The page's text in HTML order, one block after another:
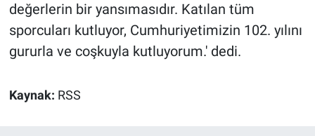
değerlerin bir yansımasıdır. Katılan tüm
sporcuları kutluyor, Cumhuriyetimizin 102. yılını
gururla ve coşkuyla kutluyorum.' dedi.
Kaynak: RSS